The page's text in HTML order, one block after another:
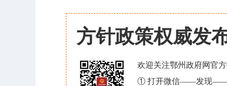
方针政策权威发
欢迎关注鄂州政府网官
① 打开微信——发现——